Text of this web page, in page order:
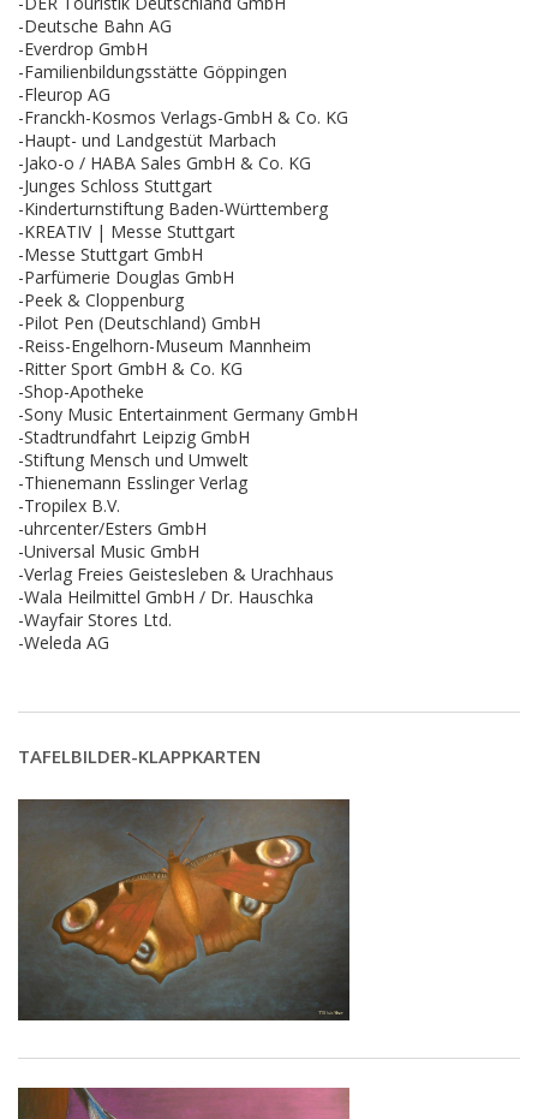
-Deutsche Bahn AG
-Everdrop GmbH
-Familienbildungsstätte Göppingen
-Fleurop AG
-Franckh-Kosmos Verlags-GmbH & Co. KG
-Haupt- und Landgestüt Marbach
-Jako-o / HABA Sales GmbH & Co. KG
-Junges Schloss Stuttgart
-Kinderturnstiftung Baden-Württemberg
-KREATIV | Messe Stuttgart
-Messe Stuttgart GmbH
-Parfümerie Douglas GmbH
-Peek & Cloppenburg
-Pilot Pen (Deutschland) GmbH
-Reiss-Engelhorn-Museum Mannheim
-Ritter Sport GmbH & Co. KG
-Shop-Apotheke
-Sony Music Entertainment Germany GmbH
-Stadtrundfahrt Leipzig GmbH
-Stiftung Mensch und Umwelt
-Thienemann Esslinger Verlag
-Tropilex B.V.
-uhrcenter/Esters GmbH
-Universal Music GmbH
-Verlag Freies Geistesleben & Urachhaus
-Wala Heilmittel GmbH / Dr. Hauschka
-Wayfair Stores Ltd.
-Weleda AG
TAFELBILDER-KLAPPKARTEN